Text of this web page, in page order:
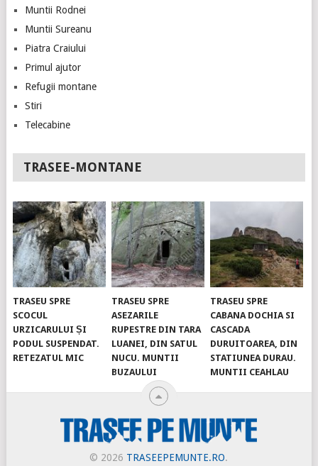
Muntii Rodnei
Muntii Sureanu
Piatra Craiului
Primul ajutor
Refugii montane
Stiri
Telecabine
TRASEE-MONTANE
TRASEU SPRE
SCOCUL
URZICARULUI ȘI
PODUL SUSPENDAT.
RETEZATUL MIC
TRASEU SPRE
ASEZARILE
RUPESTRE DIN TARA
LUANEI, DIN SATUL
NUCU. MUNTII
BUZAULUI
TRASEU SPRE
CABANA DOCHIA SI
CASCADA
DURUITOAREA, DIN
STATIUNEA DURAU.
MUNTII CEAHLAU
© 2026 TRASEEPEMUNTE.RO.